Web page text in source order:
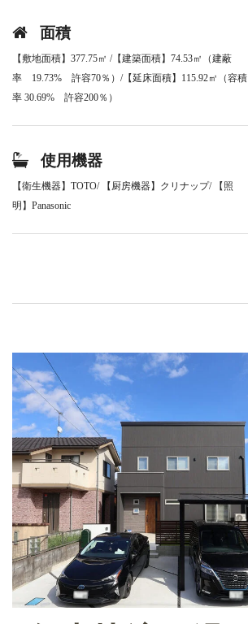
面積
【敷地面積】377.75㎡ /【建築面積】74.53㎡（建蔽
率 19.73% 許容70％）/【延床面積】115.92㎡（容積
率 30.69% 許容200％）
使用機器
【衛生機器】TOTO/ 【厨房機器】クリナップ/ 【照
明】Panasonic